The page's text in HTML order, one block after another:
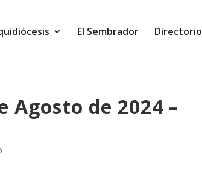
El Sembrador Directorio
Agosto de 2024 –